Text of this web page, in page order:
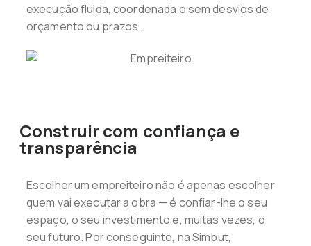
execução fluida, coordenada e sem desvios de
orçamento ou prazos.
Construir com confiança e
transparência
Escolher um empreiteiro não é apenas escolher
quem vai executar a obra — é confiar-lhe o seu
espaço, o seu investimento e, muitas vezes, o
seu futuro. Por conseguinte, na Simbut,